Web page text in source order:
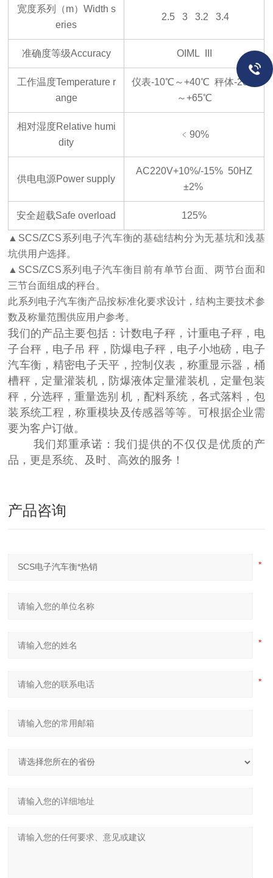
宽度系列（m）Width s
eries
2.5 3 3.2 3.4
准确度等级Accuracy OIML III
工作温度Temperature r
ange
仪表-10℃～+40℃ 秤体-20℃
～+65℃
相对湿度Relative humi
dity
﹤90%
供电电源Power supply
AC220V+10%/-15% 50HZ
±2%
安全超载Safe overload 125%
▲ SCS/ZCS系列电子汽车衡的基础结构分为无基坑和浅基
坑供用户选择。
▲ SCS/ZCS系列电子汽车衡目前有单节台面、两节台面和
三节台面组成的秤台。
此系列电子汽车衡产品按标准化要求设计，结构主要技术参
数及称量范围供应用户参考。
我们的产品主要包括：计数电子秤，计重电子秤，电
子台秤，电子吊 秤，防爆电子秤，电子小地磅，电子
汽车衡，精密电子天平，控制仪表，称重显示器，桶
槽秤，定量灌装机，防爆液体定量灌装机，定量包装
秤，分选秤，重量选别 机，配料系统，各式落料，包
装系统工程，称重模块及传感器等等。可根据企业需
要为客户订做。
我们郑重承诺：我们提供的不仅仅是优质的产
品，更是系统、及时、高效的服务！
产品咨询